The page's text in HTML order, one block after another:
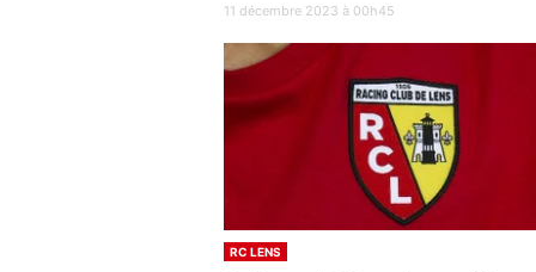
11 décembre 2023 à 00h45
RC LENS